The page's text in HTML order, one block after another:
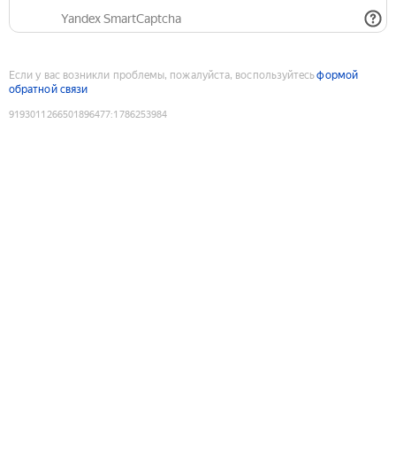
Yandex SmartCaptcha
Если у вас возникли проблемы, пожалуйста, воспользуйтесьформой
обратной связи
9193011266501896477:1786253984